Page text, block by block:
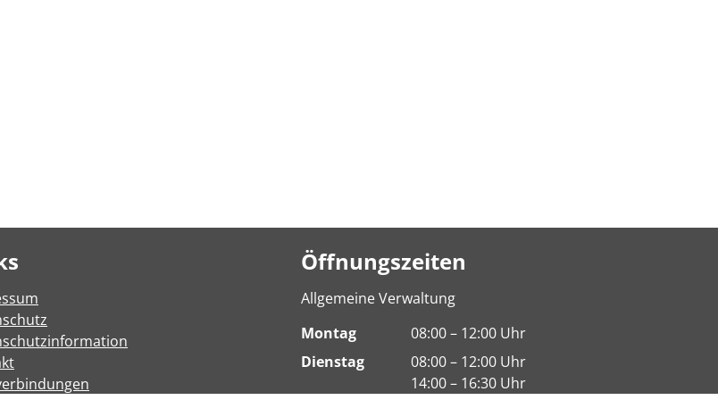
Öffnungszeiten
Allgemeine Verwaltung
Montag
08:00 – 12:00 Uhr
Dienstag
08:00 – 12:00 Uhr
14:00 – 16:30 Uhr